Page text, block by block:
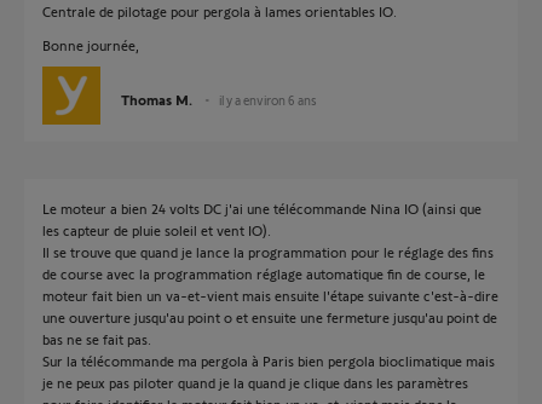
Centrale de pilotage pour pergola à lames orientables IO.
Bonne journée,
Thomas M. il y a environ 6 ans
Le moteur a bien 24 volts DC j'ai une télécommande Nina IO (ainsi que
les capteur de pluie soleil et vent IO).
Il se trouve que quand je lance la programmation pour le réglage des fins
de course avec la programmation réglage automatique fin de course, le
moteur fait bien un va-et-vient mais ensuite l'étape suivante c'est-à-dire
une ouverture jusqu'au point o et ensuite une fermeture jusqu'au point de
bas ne se fait pas.
Sur la télécommande ma pergola à Paris bien pergola bioclimatique mais
je ne peux pas piloter quand je la quand je clique dans les paramètres